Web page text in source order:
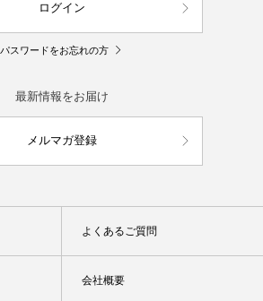
ログイン
パスワードをお忘れの方
最新情報をお届け
メルマガ登録
よくあるご質問
会社概要